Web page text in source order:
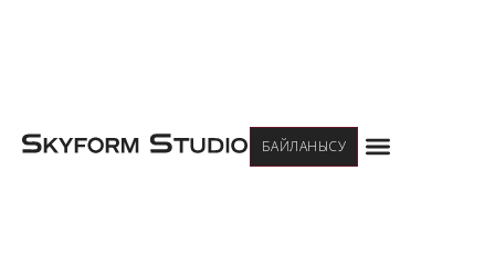
БАЙЛАНЫСУ Menu